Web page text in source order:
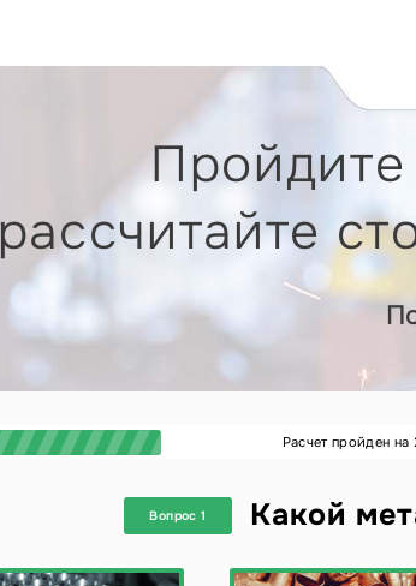
Пройдите
рассчитайте
Расчет пройден на
Вопрос 1 Какой